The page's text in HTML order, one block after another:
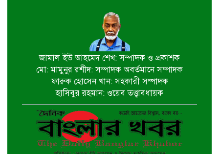
২৩তম রাষ্ট্রপতি নির্বাচন,ডাকছে সংসদের
বিশেষ অধিবেশন
একদিনের সফরে চট্টগ্রাম যাচ্ছেন
প্রধানমন্ত্রী
খুলনায় বইপড়া কর্মসূচির পুরস্কার
বিতরণী অনুষ্ঠিত
জামাল ইউ আহমেদ শেখ: সম্পাদক ও প্রকাশক
মো: মামুনুর রশীদ: সম্পাদক অবর্তমানে সম্পাদক
ফারুক হোসেন খান: সহকারী সম্পাদক
হাসিবুর রহমান: ওয়েব তত্ত্বাবধায়ক